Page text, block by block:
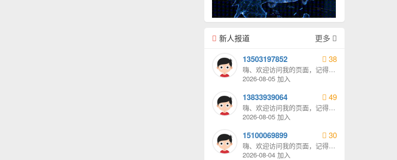
新人报道 更多
13503197852 38
嗨、欢迎访问我的页面，记得给
我发消息哦。
2026-08-05 加入
13833939064 49
嗨、欢迎访问我的页面，记得给
我发消息哦。
2026-08-05 加入
15100069899 30
嗨、欢迎访问我的页面，记得给
我发消息哦。
2026-08-04 加入